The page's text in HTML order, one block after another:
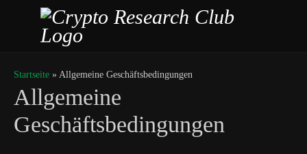
Startseite » Allgemeine Geschäftsbedingungen
Allgemeine
Geschäftsbedingungen